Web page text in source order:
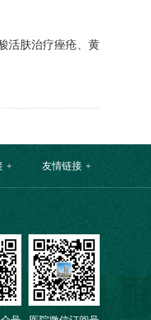
活肤治疗痤疮、黄
友情链接